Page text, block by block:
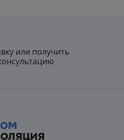
или получить